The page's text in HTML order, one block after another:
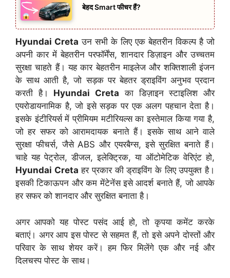
बेहद Smart फीचर हैं?
Hyundai Creta उन सभी के लिए एक बेहतरीन विकल्प है जो
अपनी कार में बेहतरीन परफॉर्मेंस, शानदार डिज़ाइन और उच्चतम
सुरक्षा चाहते हैं। यह कार बेहतरीन माइलेज और शक्तिशाली इंजन
के साथ आती है, जो सड़क पर बेहतर ड्राइविंग अनुभव प्रदान
करती है। Hyundai Creta का डिज़ाइन स्टाइलिश और
एयरोडायनामिक है, जो इसे सड़क पर एक अलग पहचान देता है।
इसके इंटीरियर्स में प्रीमियम मटीरियल्स का इस्तेमाल किया गया है,
जो हर सफर को आरामदायक बनाते हैं। इसके साथ आने वाले
सुरक्षा फीचर्स, जैसे ABS और एयरबैग्स, इसे सुरक्षित बनाते हैं।
चाहे यह पेट्रोल, डीजल, इलेक्ट्रिक, या ऑटोमेटिक वेरिएंट हो,
Hyundai Creta हर प्रकार की ड्राइविंग के लिए उपयुक्त है।
इसकी टिकाऊपन और कम मेंटेनेंस इसे आदर्श बनाते हैं, जो आपके
हर सफर को शानदार और सुरक्षित बनाता है।
अगर आपको यह पोस्ट पसंद आई हो, तो कृपया कमेंट करके
बताएं। अगर आप इस पोस्ट से सहमत हैं, तो इसे अपने दोस्तों और
परिवार के साथ शेयर करें। हम फिर मिलेंगे एक और नई और
दिलचस्प पोस्ट के साथ।